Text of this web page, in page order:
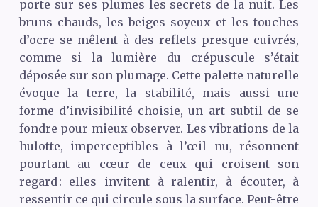
porte sur ses plumes les secrets de la nuit. Les
bruns chauds, les beiges soyeux et les touches
d’ocre se mêlent à des reflets presque cuivrés,
comme si la lumière du crépuscule s’était
déposée sur son plumage. Cette palette naturelle
évoque la terre, la stabilité, mais aussi une
forme d’invisibilité choisie, un art subtil de se
fondre pour mieux observer. Les vibrations de la
hulotte, imperceptibles à l’œil nu, résonnent
pourtant au cœur de ceux qui croisent son
regard : elles invitent à ralentir, à écouter, à
ressentir ce qui circule sous la surface. Peut-être